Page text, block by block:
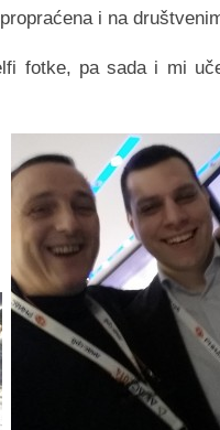
i na
fotke, pa sada i mi